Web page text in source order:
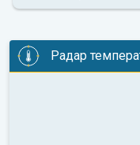
Радар